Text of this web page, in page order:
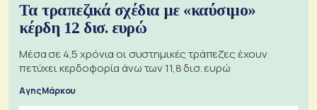
Τα τραπεζικά σχέδια με «καύσιμο»
κέρδη 12 δισ. ευρώ
Μέσα σε 4,5 χρόνια οι συστημικές τράπεζες έχουν
πετύχει κερδοφορία άνω των 11,8 δισ. ευρώ
Αγης Μάρκου